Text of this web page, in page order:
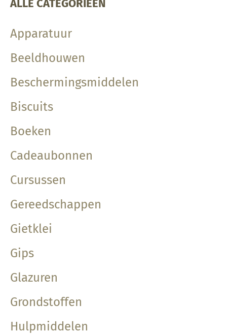
ALLE CATEGORIEËN
Apparatuur
Beeldhouwen
Beschermingsmiddelen
Biscuits
Boeken
Cadeaubonnen
Cursussen
Gereedschappen
Gietklei
Gips
Glazuren
Grondstoffen
Hulpmiddelen